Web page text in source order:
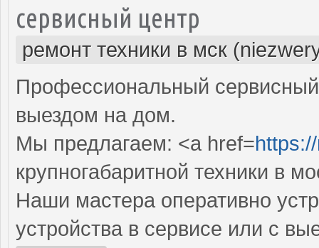
сервисный центр
ремонт техники в мск
Профессиональный
выездом на дом.
Мы предлагаем: <a href=
крупногабаритной техники в
Наши мастера оперативно
устройства в сервисе или с